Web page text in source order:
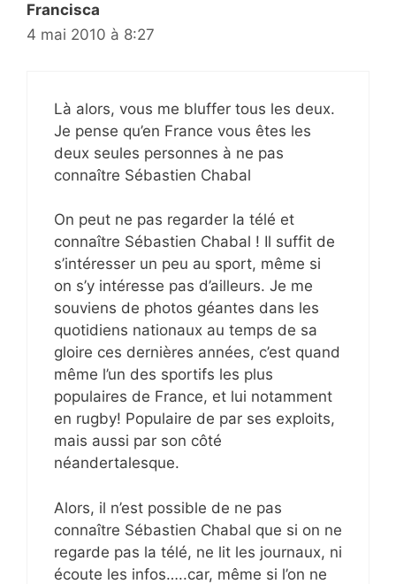
Francisca
4 mai 2010 à 8:27
Là alors, vous me bluffer tous les deux.
Je pense qu’en France vous êtes les
deux seules personnes à ne pas
connaître Sébastien Chabal
On peut ne pas regarder la télé et
connaître Sébastien Chabal ! Il suffit de
s’intéresser un peu au sport, même si
on s’y intéresse pas d’ailleurs. Je me
souviens de photos géantes dans les
quotidiens nationaux au temps de sa
gloire ces dernières années, c’est quand
même l’un des sportifs les plus
populaires de France, et lui notamment
en rugby! Populaire de par ses exploits,
mais aussi par son côté
néandertalesque.
Alors, il n’est possible de ne pas
connaître Sébastien Chabal que si on ne
regarde pas la télé, ne lit les journaux, ni
écoute les infos…..car, même si l’on ne